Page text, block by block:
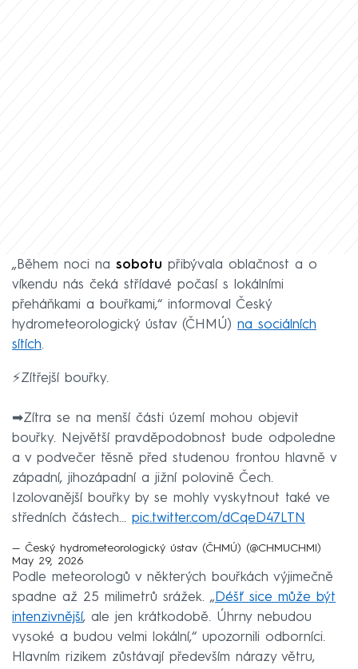
„Během noci na sobotu přibývala oblačnost a o
víkendu nás čeká střídavé počasí s lokálními
přeháňkami a bouřkami,“ informoval Český
hydrometeorologický ústav (ČHMÚ) na sociálních
sítích.
⚡️Zítřejší bouřky.
➡Zítra se na menší části území mohou objevit
bouřky. Největší pravděpodobnost bude odpoledne
a v podvečer těsně před studenou frontou hlavně v
západní, jihozápadní a jižní polovině Čech.
Izolovanější bouřky by se mohly vyskytnout také ve
středních částech… pic.twitter.com/dCqeD47LTN
— Český hydrometeorologický ústav (ČHMÚ) (@CHMUCHMI)
May 29, 2026
Podle meteorologů v některých bouřkách výjimečně
spadne až 25 milimetrů srážek. „ Déšť sice může být
intenzivnější, ale jen krátkodobě. Úhrny nebudou
vysoké a budou velmi lokální,“ upozornili odborníci.
Hlavním rizikem zůstávají především nárazy větru,